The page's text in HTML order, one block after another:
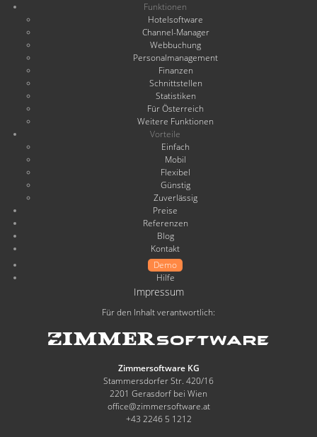
Funktionen
Hotelsoftware
Channel-Manager
Webbuchung
Personalmanagement
Finanzen
Schnittstellen
Statistiken
Für Österreich
Weitere Funktionen
Vorteile
Einfach
Mobil
Flexibel
Günstig
Zuverlässig
Preise
Referenzen
Blog
Kontakt
Demo
Hilfe
Impressum
Für den Inhalt verantwortlich:
Zimmersoftware KG
Stammersdorfer Str. 420/16
2201 Gerasdorf bei Wien
office@zimmersoftware.at
+43 2246 5 1212